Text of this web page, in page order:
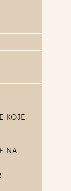
KOJE
NA